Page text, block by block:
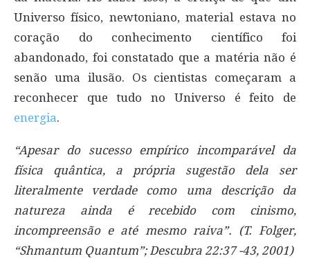
Universo físico, newtoniano, material estava no
coração do conhecimento científico foi
abandonado, foi constatado que a matéria não é
senão uma ilusão. Os cientistas começaram a
reconhecer que tudo no Universo é feito de
energia.
“Apesar do sucesso empírico incomparável da
física quântica, a própria sugestão dela ser
literalmente verdade como uma descrição da
natureza ainda é recebido com cinismo,
incompreensão e até mesmo raiva”. (T. Folger,
“Shmantum Quantum”; Descubra 22:37 -43, 2001)